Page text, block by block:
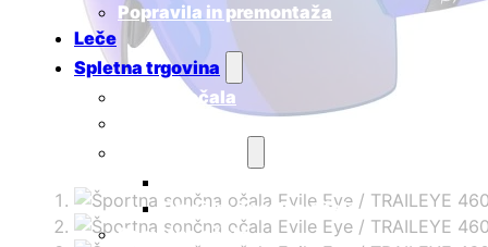
Popravila in premontaža
Leče
Spletna trgovina
Sončna očala
Otroška športna očala
Pametna očala